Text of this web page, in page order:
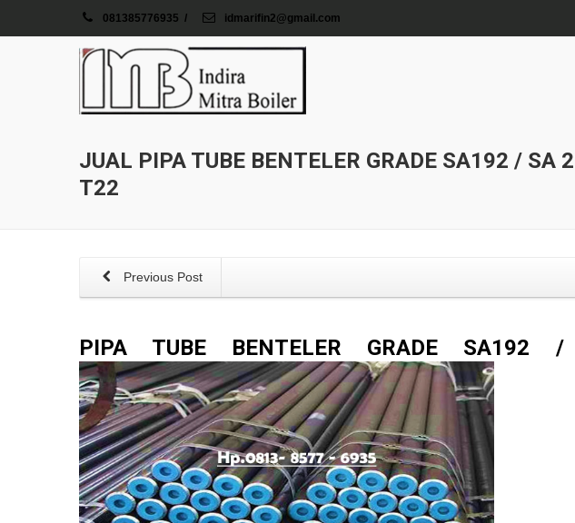
081385776935 / idmarifin2@gmail.com
JUAL PIPA TUBE BENTELER GRADE SA192 / SA
T22
Previous Post
PIPA TUBE BENTELER GRADE